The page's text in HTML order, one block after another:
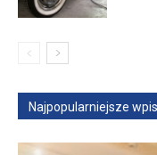
Najpopularniejsze